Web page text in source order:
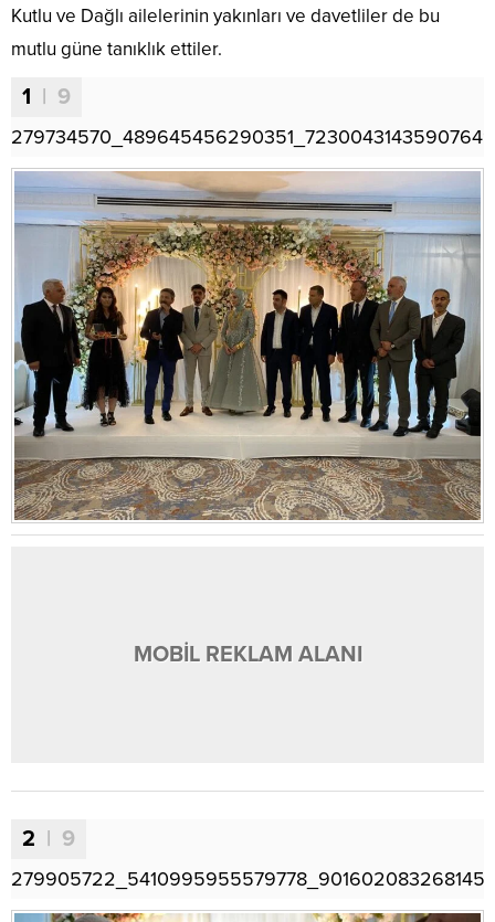
Kutlu ve Dağlı ailelerinin yakınları ve davetliler de bu
mutlu güne tanıklık ettiler.
1 | 9
MOBİL REKLAM ALANI
2 | 9